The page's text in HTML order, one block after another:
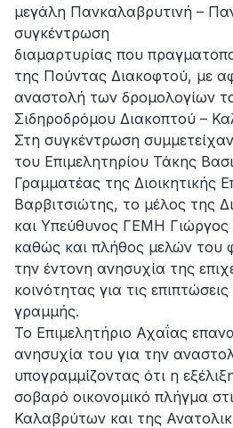
μεγάλη Πανκαλαβρυτινή –
συγκέντρωση
διαμαρτυρίας που
της Πούντας Διακοφτού, με
αναστολή των δρομολογίων
Σιδηροδρόμου Διακοπτού –
Στη συγκέντρωση
του Επιμελητηρίου Τάκης
Γραμματέας της Διοικητικής
Βαρβιτσιώτης, το μέλος της
και Υπεύθυνος ΓΕΜΗ
καθώς και πλήθος μελών του
την έντονη ανησυχία της
κοινότητας για τις
γραμμής.
Το Επιμελητήριο Αχαΐας
ανησυχία του για την
υπογραμμίζοντας ότι η
σοβαρό οικονομικό πλήγμα
Καλαβρύτων και της